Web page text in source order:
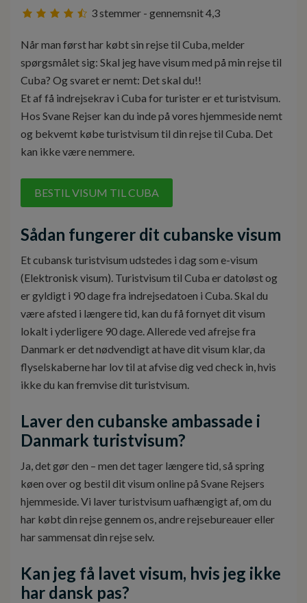
3stemmer - gennemsnit4,3
Når man først har købt sin rejse til Cuba, melder
spørgsmålet sig: Skal jeg have visum med på min rejse til
Cuba? Og svaret er nemt: Det skal du!!
Et af få indrejsekrav i Cuba for turister er et turistvisum.
Hos Svane Rejser kan du inde på vores hjemmeside nemt
og bekvemt købe turistvisum til din rejse til Cuba. Det
kan ikke være nemmere.
BESTIL VISUM TIL CUBA
Sådan fungerer dit cubanske visum
Et cubansk turistvisum udstedes i dag som e-visum
(Elektronisk visum). Turistvisum til Cuba er datoløst og
er gyldigt i 90 dage fra indrejsedatoen i Cuba. Skal du
være afsted i længere tid, kan du få fornyet dit visum
lokalt i yderligere 90 dage. Allerede ved afrejse fra
Danmark er det nødvendigt at have dit visum klar, da
flyselskaberne har lov til at afvise dig ved check in, hvis
ikke du kan fremvise dit turistvisum.
Laver den cubanske ambassade i
Danmark turistvisum?
Ja, det gør den – men det tager længere tid, så spring
køen over og bestil dit visum online på Svane Rejsers
hjemmeside. Vi laver turistvisum uafhængigt af, om du
har købt din rejse gennem os, andre rejsebureauer eller
har sammensat din rejse selv.
Kan jeg få lavet visum, hvis jeg ikke
har dansk pas?